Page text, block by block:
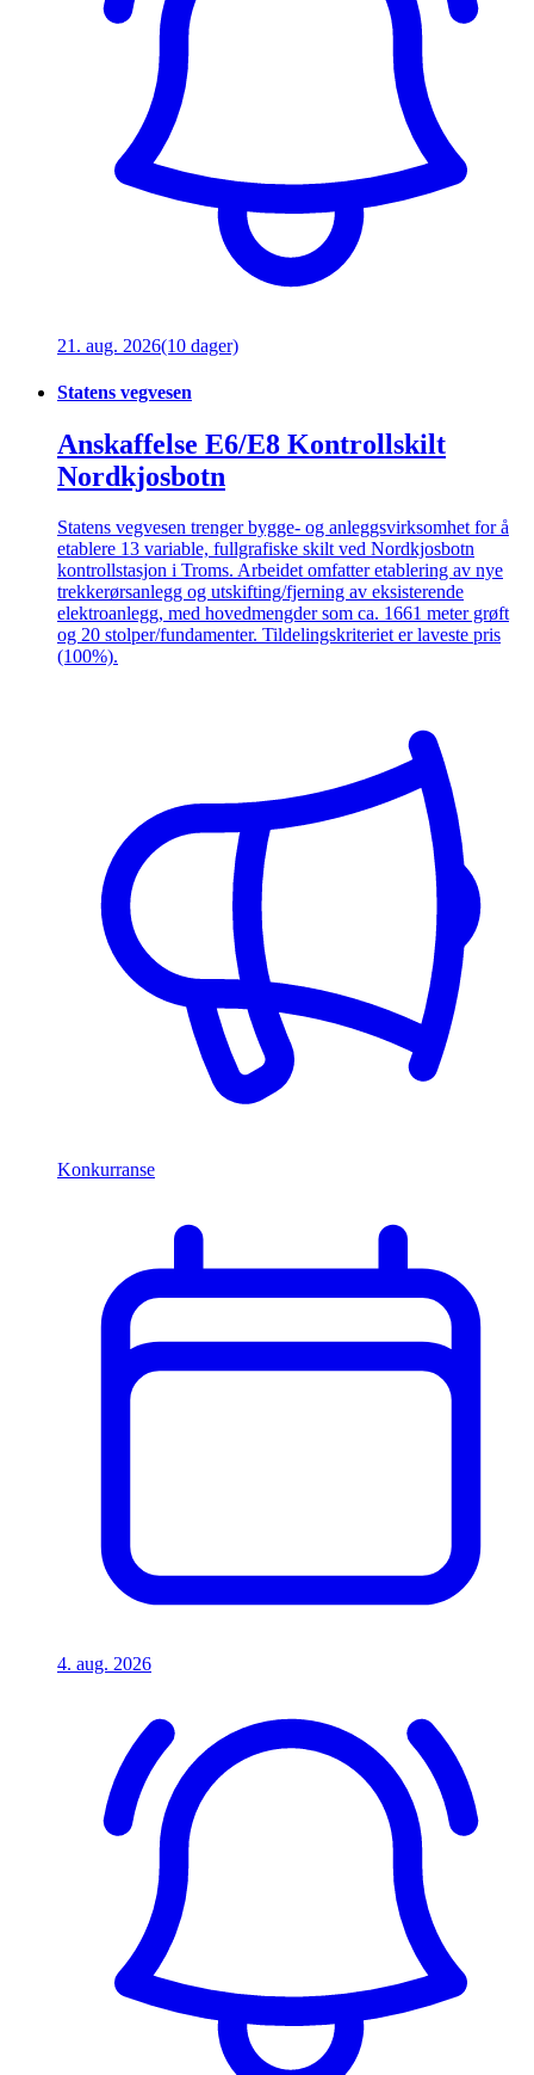
21. aug. 2026(10 dager)
Statens vegvesen
Anskaffelse E6/E8 Kontrollskilt
Nordkjosbotn
Statens vegvesen trenger bygge- og anleggsvirksomhet for å
etablere 13 variable, fullgrafiske skilt ved Nordkjosbotn
kontrollstasjon i Troms. Arbeidet omfatter etablering av nye
trekkerørsanlegg og utskifting/fjerning av eksisterende
elektroanlegg, med hovedmengder som ca. 1661 meter grøft
og 20 stolper/fundamenter. Tildelingskriteriet er laveste pris
(100%).
Konkurranse
4. aug. 2026